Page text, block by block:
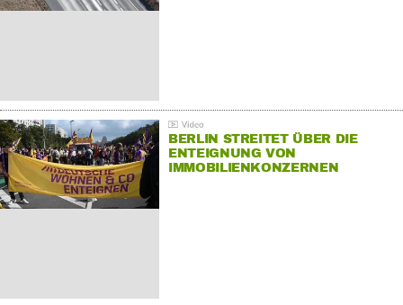
BERLIN STREITET ÜBER DIE
ENTEIGNUNG VON
IMMOBILIENKONZERNEN